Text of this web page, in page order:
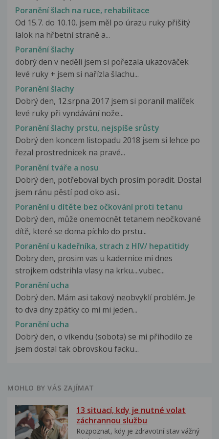
Poranění šlach na ruce, rehabilitace
Od 15.7. do 10.10. jsem měl po úrazu ruky přišitý
lalok na hřbetní straně a...
Poranění šlachy
dobrý den v neděli jsem si pořezala ukazováček
levé ruky + jsem si nařízla šlachu...
Poranění šlachy
Dobrý den, 12.srpna 2017 jsem si poranil malíček
levé ruky při vyndávání nože...
Poranění šlachy prstu, nejspíše srůsty
Dobrý den koncem listopadu 2018 jsem si lehce po
řezal prostrednicek na pravé...
Poranění tváře a nosu
Dobrý den, potřeboval bych prosím poradit. Dostal
jsem ránu pěstí pod oko asi...
Poranění u dítěte bez očkování proti tetanu
Dobrý den, může onemocnět tetanem neočkované
dítě, které se doma píchlo do prstu...
Poranění u kadeřníka, strach z HIV/ hepatitidy
Dobry den, prosim vas u kadernice mi dnes
strojkem odstrihla vlasy na krku....vubec...
Poranění ucha
Dobrý den. Mám asi takový neobvyklí problém. Je
to dva dny zpátky co mi mi jeden...
Poranění ucha
Dobrý den, o víkendu (sobota) se mi přihodilo ze
jsem dostal tak obrovskou facku...
MOHLO BY VÁS ZAJÍMAT
13 situací, kdy je nutné volat
záchrannou službu
Rozpoznat, kdy je zdravotní stav vážný